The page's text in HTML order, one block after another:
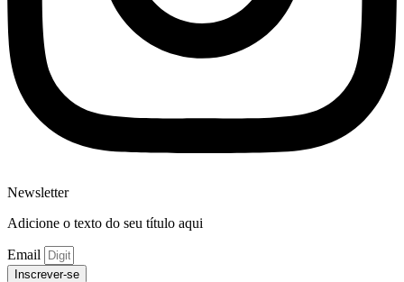
Newsletter
Adicione o texto do seu título aqui
Email
Inscrever-se